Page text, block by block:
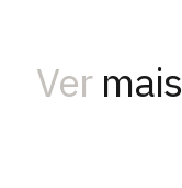
Ver mais